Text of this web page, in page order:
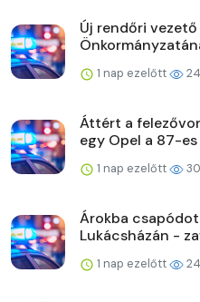
Új rendőri
1 nap ezelőtt 24
Áttért a
egy Opel a 87-es
1 nap ezelőtt 30
Árokba
Lukácsházán -
1 nap ezelőtt 24